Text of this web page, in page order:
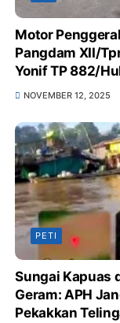
Motor
Pangdam XII/
Yonif TP 882/
NOVEMBER 12, 2025
PETI
Sungai Kapuas
Geram: APH
Pekakkan